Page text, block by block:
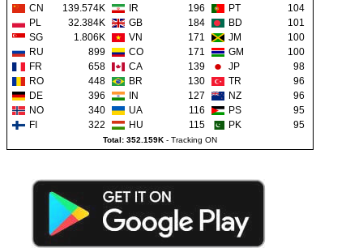
CN
139.574K IR 196 PT
104
PL
32.384K GB 184 BD
101
SG
1.806K VN 171 JM
100
RU
899 CO 171 GM
100
FR
658 CA 139 JP
98
RO
448 BR 130 TR
96
DE
396 IN 127 NZ
96
NO
340 UA 116 PS
95
FI
322 HU 115 PK 95
Total: 352.159K - Tracking ON